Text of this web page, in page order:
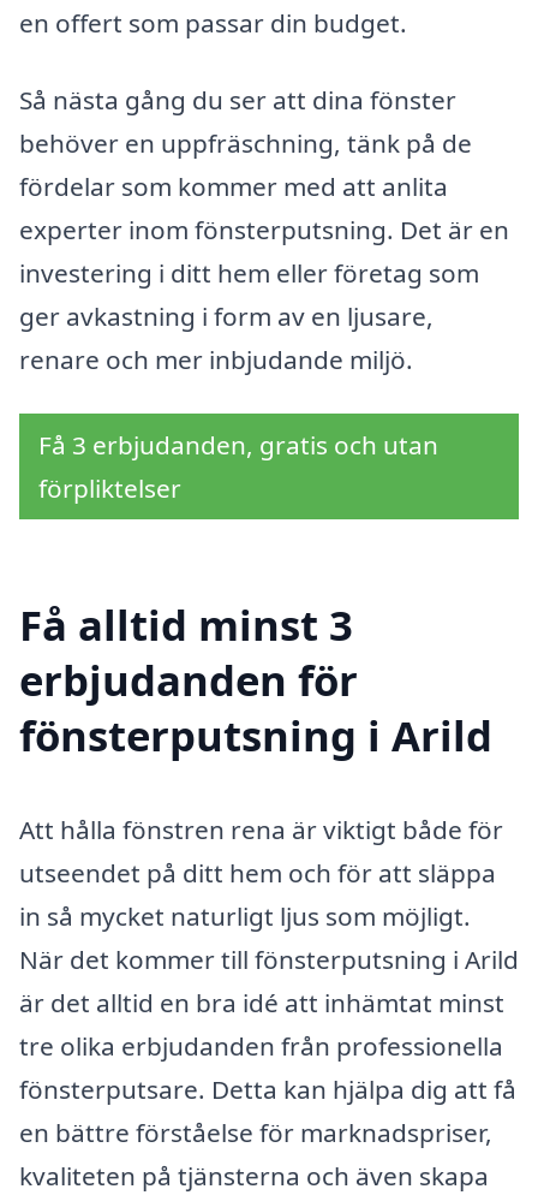
en offert som passar din budget.
Så nästa gång du ser att dina fönster
behöver en uppfräschning, tänk på de
fördelar som kommer med att anlita
experter inom fönsterputsning. Det är en
investering i ditt hem eller företag som
ger avkastning i form av en ljusare,
renare och mer inbjudande miljö.
Få 3 erbjudanden, gratis och utan
förpliktelser
Få alltid minst 3
erbjudanden för
fönsterputsning i Arild
Att hålla fönstren rena är viktigt både för
utseendet på ditt hem och för att släppa
in så mycket naturligt ljus som möjligt.
När det kommer till fönsterputsning i Arild
är det alltid en bra idé att inhämtat minst
tre olika erbjudanden från professionella
fönsterputsare. Detta kan hjälpa dig att få
en bättre förståelse för marknadspriser,
kvaliteten på tjänsterna och även skapa